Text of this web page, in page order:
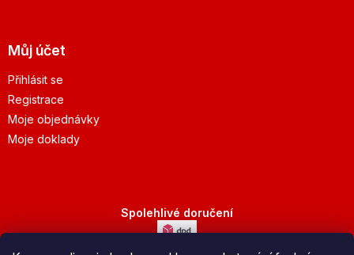
Můj účet
Přihlásit se
Registrace
Moje objednávky
Moje doklady
Spolehlivé doručení